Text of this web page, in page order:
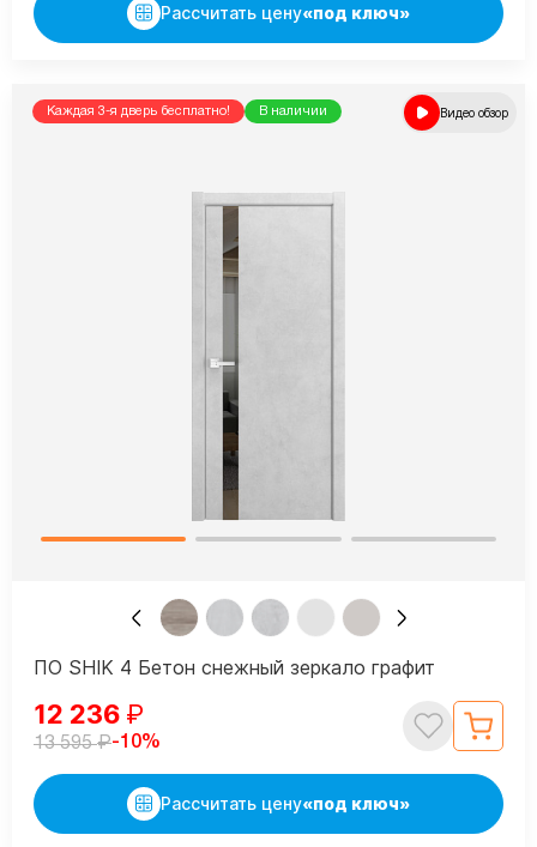
Рассчитать цену«под ключ»
Каждая 3-я дверь бесплатно! В наличии Видео обзор
ПО SHIK 4 Бетон снежный зеркало графит
12 236 ₽
13 595₽-10%
Рассчитать цену«под ключ»